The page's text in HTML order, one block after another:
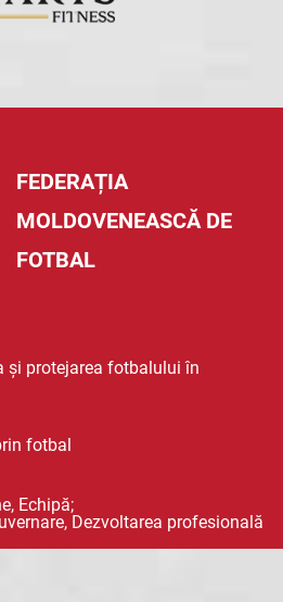
FEDERAȚIA
MOLDOVENEASCĂ DE
FOTBAL
și protejarea fotbalului în
fotbal
Echipă;
Dezvoltarea profesională